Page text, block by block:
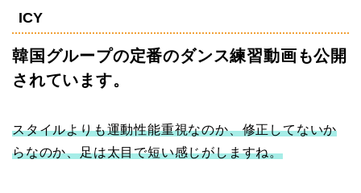
ICY
韓国グループの定番のダンス練習動画も公開
されています。
スタイルよりも運動性能重視なのか、修正してないか
らなのか、足は太目で短い感じがしますね。